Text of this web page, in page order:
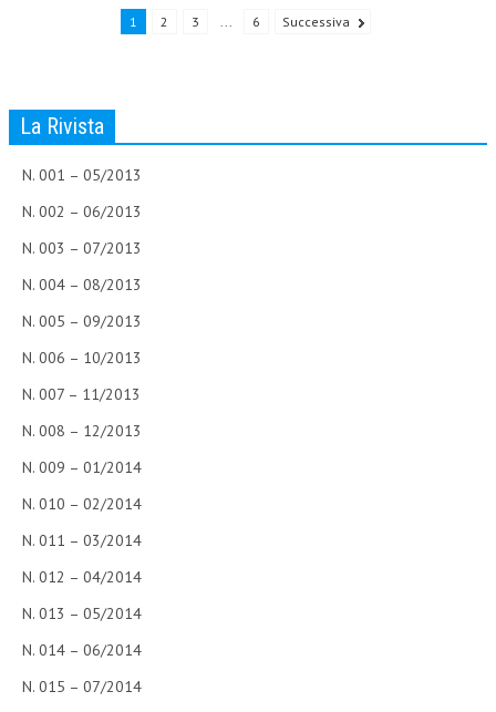
CORSI ENTI TERZI
TELEGRAM
MANUALI E MONOGRAFIE
TESI DI LAUREA
MATERIALE DIDATTICO
INVITI E PROMOZIONI
1 2 3 ... 6 Successiva
La Rivista
N. 001 – 05/2013
N. 002 – 06/2013
N. 003 – 07/2013
N. 004 – 08/2013
N. 005 – 09/2013
N. 006 – 10/2013
N. 007 – 11/2013
N. 008 – 12/2013
N. 009 – 01/2014
N. 010 – 02/2014
N. 011 – 03/2014
N. 012 – 04/2014
N. 013 – 05/2014
N. 014 – 06/2014
N. 015 – 07/2014